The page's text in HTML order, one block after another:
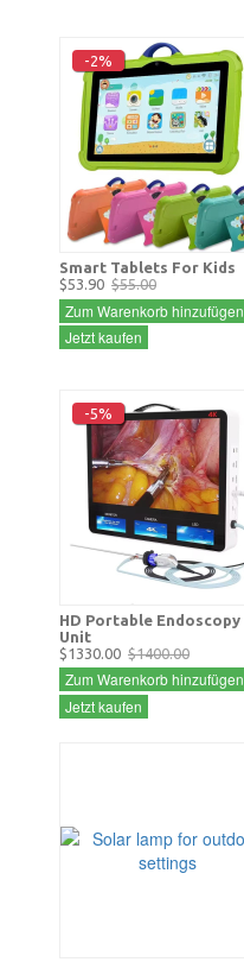
-2%
Smart Tablets For Kids
$53.90 $55.00
Zum Warenkorb hinzufügen
Jetzt kaufen
-5%
HD Portable Endoscopy
Unit
$1330.00 $1400.00
Zum Warenkorb hinzufügen
Jetzt kaufen